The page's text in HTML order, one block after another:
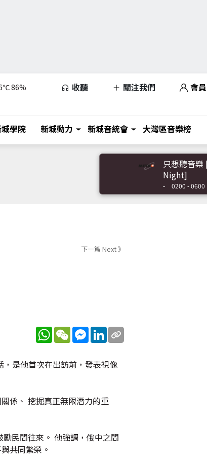
86% 收聽 關注我們 會員
學院 新城動力 新城音統會 大灣區音樂榜
只想聽音
Night]
- 0200 - 0600
下一篇 Next 》
WhatsApp
WeChatMessenger
LinkedIn
是他首次在出訪前，發表視像
係、 挖掘真正無限潛力的重
民間往來。 他強調，俄中之間
共同繁榮。